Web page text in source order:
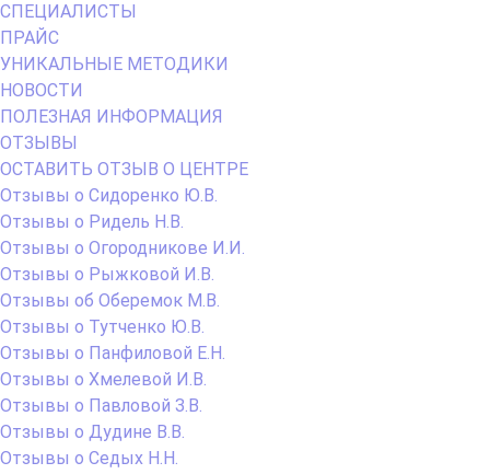
СПЕЦИАЛИСТЫ
ПРАЙС
УНИКАЛЬНЫЕ МЕТОДИКИ
НОВОСТИ
ПОЛЕЗНАЯ ИНФОРМАЦИЯ
ОТЗЫВЫ
ОСТАВИТЬ ОТЗЫВ О ЦЕНТРЕ
Отзывы о Сидоренко Ю.В.
Отзывы о Ридель Н.В.
Отзывы о Огородникове И.И.
Отзывы о Рыжковой И.В.
Отзывы об Оберемок М.В.
Отзывы о Тутченко Ю.В.
Отзывы о Панфиловой Е.Н.
Отзывы о Хмелевой И.В.
Отзывы о Павловой З.В.
Отзывы о Дудине В.В.
Отзывы о Седых Н.Н.